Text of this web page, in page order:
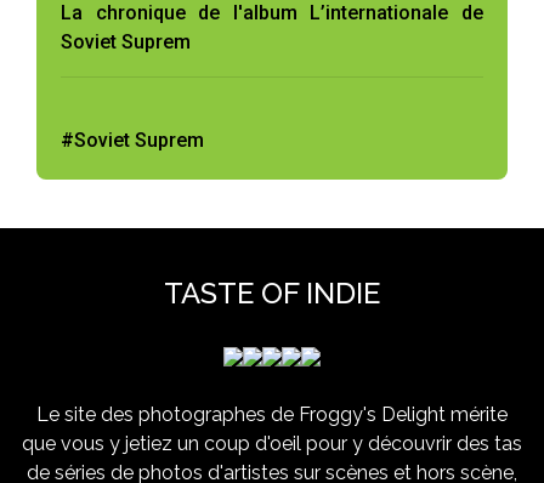
La chronique de l'album L’internationale de
Soviet Suprem
#Soviet Suprem
TASTE OF INDIE
Le site des photographes de Froggy's Delight mérite
que vous y jetiez un coup d'oeil pour y découvrir des tas
de séries de photos d'artistes sur scènes et hors scène,